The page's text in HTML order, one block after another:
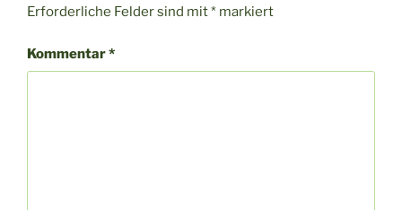
Erforderliche Felder sind mit* markiert
Kommentar*